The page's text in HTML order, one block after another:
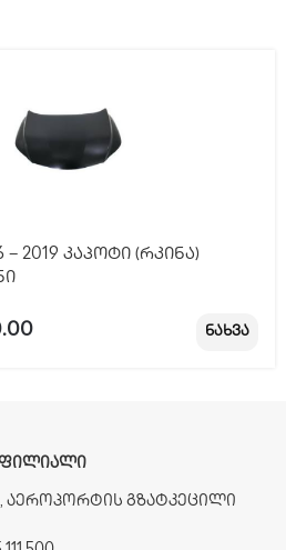
– 2019 კაპოტი (რკინა)
ნახვა
ᲤᲘᲚᲘᲐᲚᲘ
აეროპორტის გზატკეცილი